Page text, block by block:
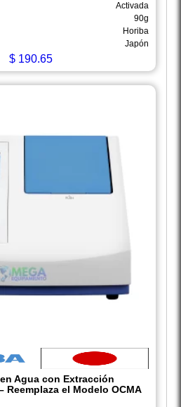
Activada
90g
Horiba
Japón
$ 190.65
Agua con Extracción
Reemplaza el Modelo OCMA